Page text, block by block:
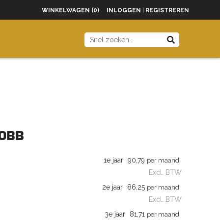
WINKELWAGEN (0) INLOGGEN REGISTREREN
1e jaar 90,79 per maand
Excl. BTW
2e jaar
86,25 per maand
Excl. BTW
3e jaar
81,71 per maand